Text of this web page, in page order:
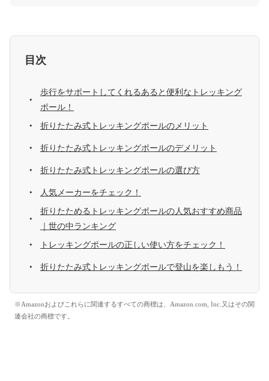
目次
歩行をサポートしてくれるあると便利なトレッキング
ポール！
折りたたみ式トレッキングポールのメリット
折りたたみ式トレッキングポールのデメリット
折りたたみ式トレッキングポールの選び方
人気メーカーをチェック！
折りたためるトレッキングポールの人気おすすめ商品
｜世の中ランキング
トレッキングポールの正しい使い方をチェック！
折りたたみ式トレッキングポールで登山を楽しもう！
※Amazonおよびこれらに関連するすべての商標は、Amazon.com, Inc.又はその関
連会社の商標です。